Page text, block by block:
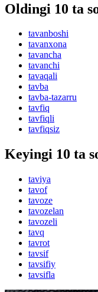
Oldingi 10 ta
tavanboshi
tavanxona
tavancha
tavanchi
tavaqali
tavba
tavba-tazarru
tavfiq
tavfiqli
tavfiqsiz
Keyingi 10 ta
taviya
tavof
tavoze
tavozelan
tavozeli
tavq
tavrot
tavsif
tavsifiy
tavsifla